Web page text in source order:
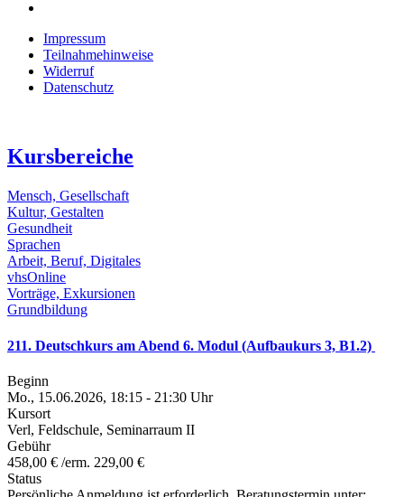
Impressum
Teilnahmehinweise
Widerruf
Datenschutz
Kursbereiche
Mensch, Gesellschaft
Kultur, Gestalten
Gesundheit
Sprachen
Arbeit, Beruf, Digitales
vhsOnline
Vorträge, Exkursionen
Grundbildung
211. Deutschkurs am Abend 6. Modul (Aufbaukurs 3, B1.2)
Beginn
Mo., 15.06.2026, 18:15 - 21:30 Uhr
Kursort
Verl, Feldschule, Seminarraum II
Gebühr
458,00 € /erm. 229,00 €
Status